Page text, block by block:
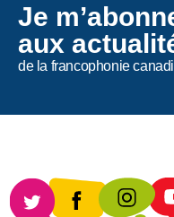
Je
aux
de la francophonie